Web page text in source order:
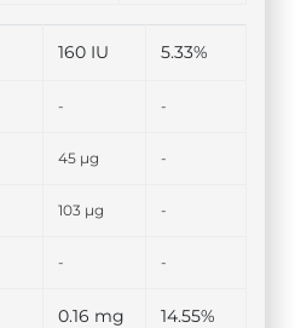
160 IU 5.33%
- -
45 µg -
103 µg -
- -
0.16 mg 14.55%